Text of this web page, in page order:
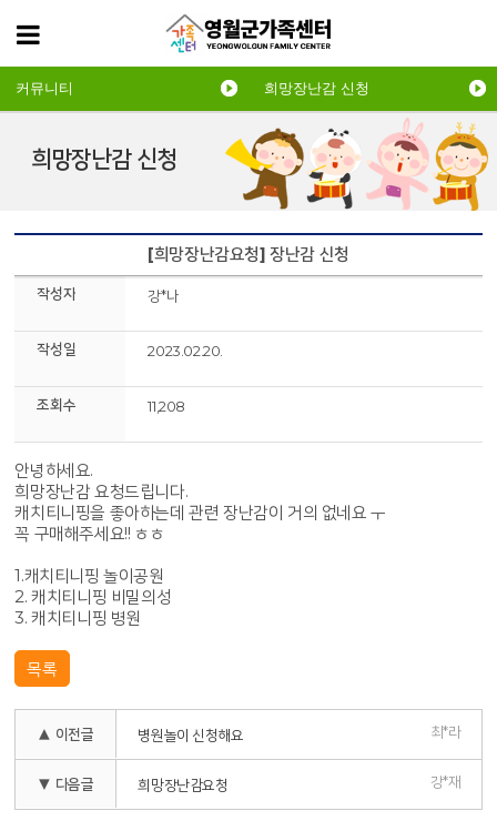
희망장난감 신청
커뮤니티 희망장난감 신청
[희망장난감요청] 장난감 신청
작성자 강*나
작성일 2023.02.20.
조회수 11,208
안녕하세요.
희망장난감 요청드립니다.
캐치티니핑을 좋아하는데 관련 장난감이 거의 없네요 ㅜ
꼭 구매해주세요!! ㅎㅎ
1.캐치티니핑 놀이공원
2. 캐치티니핑 비밀의성
3. 캐치티니핑 병원
목록
▲ 이전글 병원놀이 신청해요 최*라
▼ 다음글 희망장난감요청 강*재